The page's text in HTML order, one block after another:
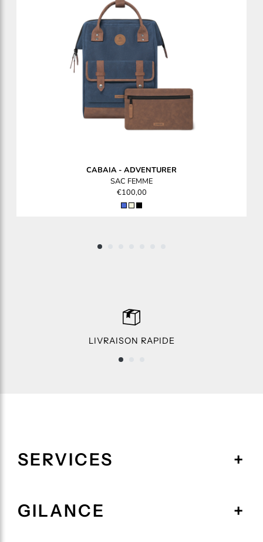
CABAIA- ADVENTURER
SAC FEMME
€100,00
LIVRAISON RAPIDE
SERVICES
GILANCE